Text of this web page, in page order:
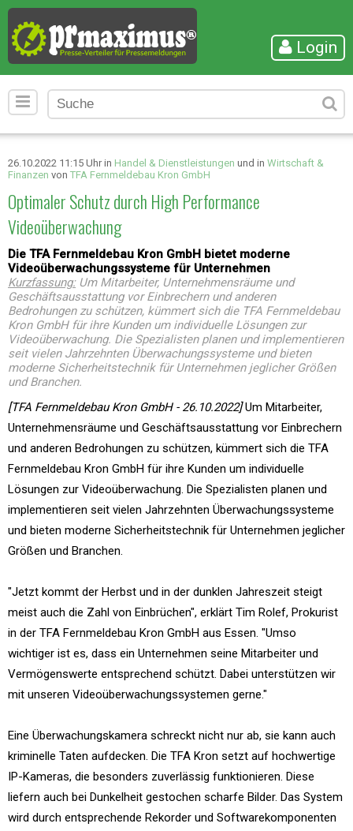
Login
26.10.2022 11:15 Uhr in Handel & Dienstleistungen und in Wirtschaft &
Finanzen von TFA Fernmeldebau Kron GmbH
Optimaler Schutz durch High Performance
Videoüberwachung
Die TFA Fernmeldebau Kron GmbH bietet moderne
Videoüberwachungssysteme für Unternehmen
Kurzfassung:Um Mitarbeiter, Unternehmensräume und
Geschäftsausstattung vor Einbrechern und anderen
Bedrohungen zu schützen, kümmert sich die TFA Fernmeldebau
Kron GmbH für ihre Kunden um individuelle Lösungen zur
Videoüberwachung. Die Spezialisten planen und implementieren
seit vielen Jahrzehnten Überwachungssysteme und bieten
moderne Sicherheitstechnik für Unternehmen jeglicher Größen
und Branchen.
[TFA Fernmeldebau Kron GmbH - 26.10.2022]Um Mitarbeiter,
Unternehmensräume und Geschäftsausstattung vor Einbrechern
und anderen Bedrohungen zu schützen, kümmert sich die TFA
Fernmeldebau Kron GmbH für ihre Kunden um individuelle
Lösungen zur Videoüberwachung. Die Spezialisten planen und
implementieren seit vielen Jahrzehnten Überwachungssysteme
und bieten moderne Sicherheitstechnik für Unternehmen jeglicher
Größen und Branchen.
"Jetzt kommt der Herbst und in der dunklen Jahreszeit steigt
meist auch die Zahl von Einbrüchen", erklärt Tim Rolef, Prokurist
in der TFA Fernmeldebau Kron GmbH aus Essen. "Umso
wichtiger ist es, dass ein Unternehmen seine Mitarbeiter und
Vermögenswerte entsprechend schützt. Dabei unterstützen wir
mit unseren Videoüberwachungssystemen gerne."
Eine Überwachungskamera schreckt nicht nur ab, sie kann auch
kriminelle Taten aufdecken. Die TFA Kron setzt auf hochwertige
IP-Kameras, die besonders zuverlässig funktionieren. Diese
liefern auch bei Dunkelheit gestochen scharfe Bilder. Das System
wird durch entsprechende Rekorder und Softwarekomponenten